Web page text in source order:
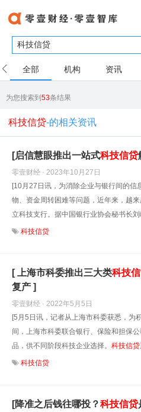
全部 机构 资讯
为您搜索到53条结果
科技信贷-的相关资讯
[启信慧眼推出一站式科技信贷
零壹财经 · 2023年10月27日
[10月27日讯，为消除企业与银行间的信
物、资金周转困难等问题，近年来，越
立科技支行。据中国银行业协会秘书长
科技信贷
[ 上海市科委推出三大类科技
复产 ]
零壹财经 · 2022年5月5日
[5月5日讯，记者从上海市科委获悉，为
间，上海市科委联合银行、保险和担保
品，供不同阶段科技企业选择。 科技信贷
科技信贷
[降准之后钱往哪投？科技信贷